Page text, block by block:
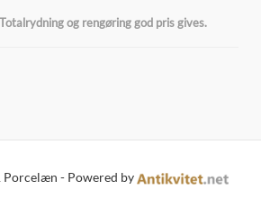
og rengøring god pris gives.
- Powered by